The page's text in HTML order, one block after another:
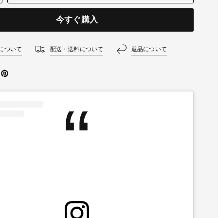
今すぐ購入
ついて 配送・送料について 返品について